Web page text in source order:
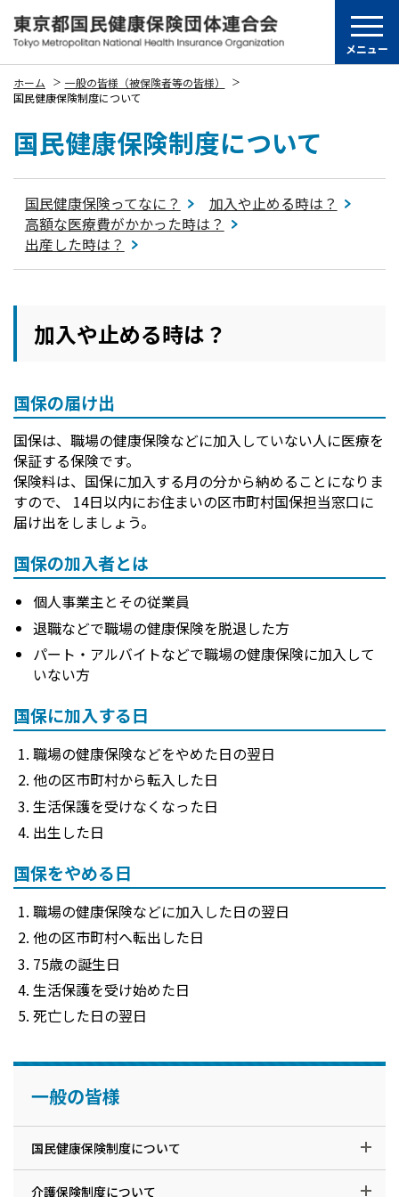
メニュー
ホーム
一般の皆様（被保険者等の皆様）
国民健康保険制度について
国民健康保険制度について
国民健康保険ってなに？
加入や止める時は？
高額な医療費がかかった時は？
出産した時は？
加入や止める時は？
国保の届け出
国保は、職場の健康保険などに加入していない人に医療を
保証する保険です。
保険料は、国保に加入する月の分から納めることになりま
すので、 14日以内にお住まいの区市町村国保担当窓口に
届け出をしましょう。
国保の加入者とは
個人事業主とその従業員
退職などで職場の健康保険を脱退した方
パート・アルバイトなどで職場の健康保険に加入して
いない方
国保に加入する日
職場の健康保険などをやめた日の翌日
他の区市町村から転入した日
生活保護を受けなくなった日
出生した日
国保をやめる日
職場の健康保険などに加入した日の翌日
他の区市町村へ転出した日
75歳の誕生日
生活保護を受け始めた日
死亡した日の翌日
一般の皆様
国民健康保険制度について
介護保険制度について